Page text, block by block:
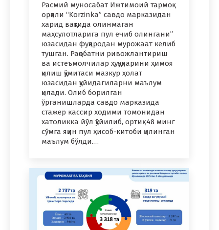
Расмий муносабат Ижтимоий тармоқ
орқали “Korzinka” савдо марказидан
харид вақтида олинмаган
маҳсулотларига пул ечиб олингани”
юзасидан фуқародан мурожаат келиб
тушган. Рақобатни ривожлантириш
ва истеъмолчилар ҳуқуқларини ҳимоя
қилиш қўмитаси мазкур ҳолат
юзасидан қуйидагиларни маълум
қилади. Олиб борилган
ўрганишларда савдо марказида
стажер кассир ходими томонидан
хатоликка йўл қўйилиб, ортиқ 48 минг
сўмга яқин пул ҳисоб-китоби қилинган
маълум бўлди.…